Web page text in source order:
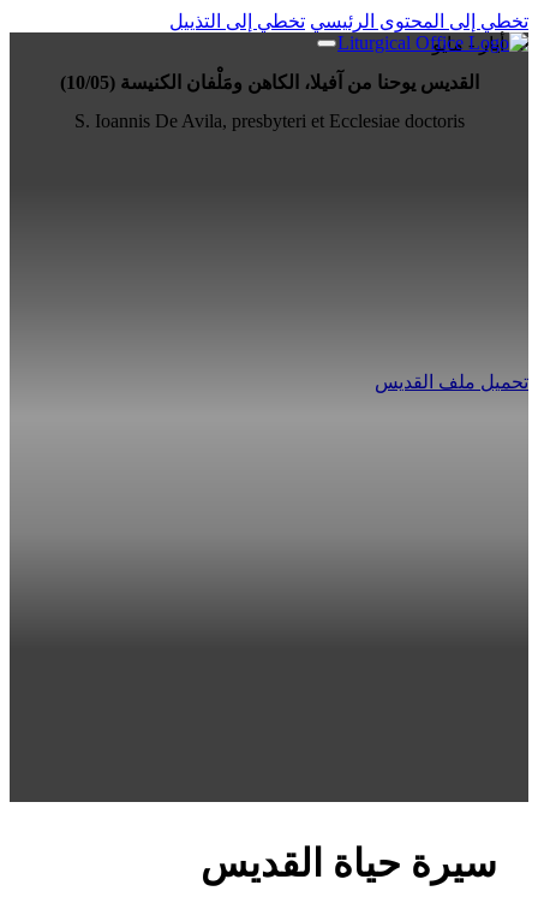
تخطي إلى المحتوى الرئيسي تخطي إلى التذييل
10 أيار - مايو
القديس يوحنا من آفيلا، الكاهن ومَلْفان الكنيسة (10/05)
S. Ioannis De Avila, presbyteri et Ecclesiae doctoris
تحميل ملف القديس
سيرة حياة القديس